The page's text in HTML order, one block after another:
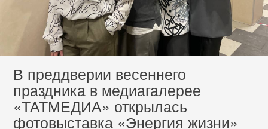
В преддверии весеннего
праздника в медиагалерее
«ТАТМЕДИА» открылась
фотовыставка «Энергия жизни»